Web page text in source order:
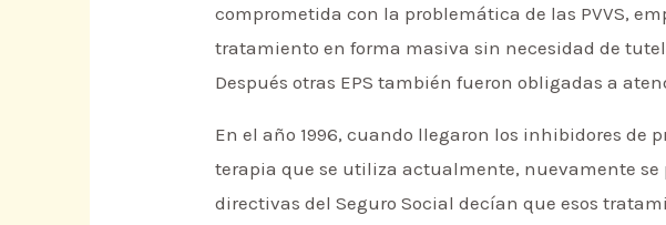
comprometida con la problemática de las PVVS,
tratamiento en forma masiva sin necesidad de
Después otras EPS también fueron obligadas a
En el año 1996, cuando llegaron los inhibidores de
terapia que se utiliza actualmente, nuevamente
directivas del Seguro Social decían que esos